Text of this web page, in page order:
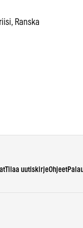
Ranska
Tilaa uutiskirjeOhjeet